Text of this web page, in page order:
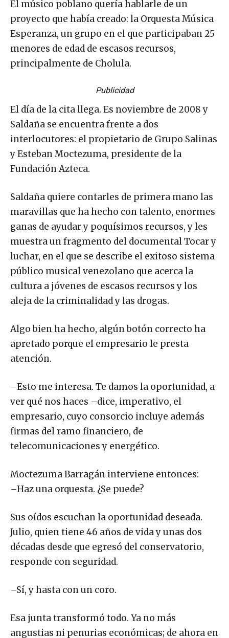
El músico poblano quería hablarle de un
proyecto que había creado: la Orquesta Música
Esperanza, un grupo en el que participaban 25
menores de edad de escasos recursos,
principalmente de Cholula.
Publicidad
El día de la cita llega. Es noviembre de 2008 y
Saldaña se encuentra frente a dos
interlocutores: el propietario de Grupo Salinas
y Esteban Moctezuma, presidente de la
Fundación Azteca.
Saldaña quiere contarles de primera mano las
maravillas que ha hecho con talento, enormes
ganas de ayudar y poquísimos recursos, y les
muestra un fragmento del documental Tocar y
luchar, en el que se describe el exitoso sistema
público musical venezolano que acerca la
cultura a jóvenes de escasos recursos y los
aleja de la criminalidad y las drogas.
Algo bien ha hecho, algún botón correcto ha
apretado porque el empresario le presta
atención.
–Esto me interesa. Te damos la oportunidad, a
ver qué nos haces –dice, imperativo, el
empresario, cuyo consorcio incluye además
firmas del ramo financiero, de
telecomunicaciones y energético.
Moctezuma Barragán interviene entonces:
–Haz una orquesta. ¿Se puede?
Sus oídos escuchan la oportunidad deseada.
Julio, quien tiene 46 años de vida y unas dos
décadas desde que egresó del conservatorio,
responde con seguridad.
–Sí, y hasta con un coro.
Esa junta transformó todo. Ya no más